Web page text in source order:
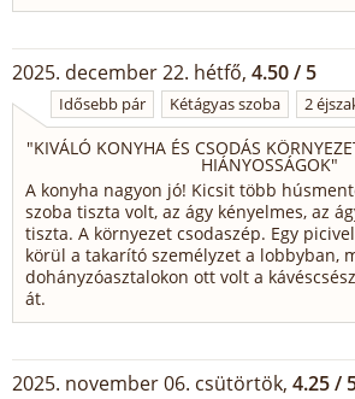
2025. december 22. hétfő, 4.50 / 5
Idősebb pár Kétágyas szoba 2
"KIVÁLÓ KONYHA ÉS CSODÁS
HIÁNYOSSÁGOK"
A konyha nagyon jó! Kicsit több
szoba tiszta volt, az ágy kényelmes, az
tiszta. A környezet csodaszép. Egy
körül a takarító személyzet a lobbyban,
dohányzóasztalokon ott volt a
át.
2025. november 06. csütörtök, 4.25 /